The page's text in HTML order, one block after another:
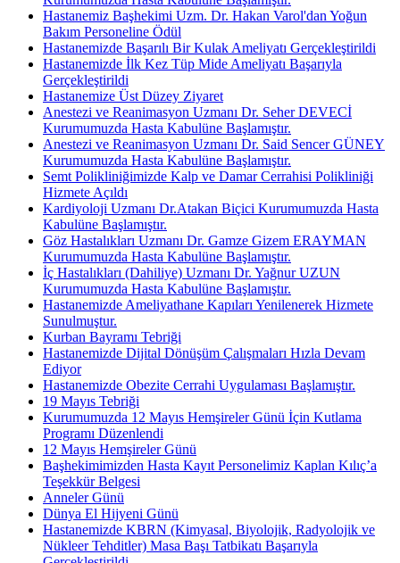
Hastanemiz Başhekimi Uzm. Dr. Hakan Varol'dan Yoğun
Bakım Personeline Ödül
Hastanemizde Başarılı Bir Kulak Ameliyatı Gerçekleştirildi
Hastanemizde İlk Kez Tüp Mide Ameliyatı Başarıyla
Gerçekleştirildi
Hastanemize Üst Düzey Ziyaret
Anestezi ve Reanimasyon Uzmanı Dr. Seher DEVECİ
Kurumumuzda Hasta Kabulüne Başlamıştır.
Anestezi ve Reanimasyon Uzmanı Dr. Said Sencer GÜNEY
Kurumumuzda Hasta Kabulüne Başlamıştır.
Semt Polikliniğimizde Kalp ve Damar Cerrahisi Polikliniği
Hizmete Açıldı
Kardiyoloji Uzmanı Dr.Atakan Biçici Kurumumuzda Hasta
Kabulüne Başlamıştır.
Göz Hastalıkları Uzmanı Dr. Gamze Gizem ERAYMAN
Kurumumuzda Hasta Kabulüne Başlamıştır.
İç Hastalıkları (Dahiliye) Uzmanı Dr. Yağnur UZUN
Kurumumuzda Hasta Kabulüne Başlamıştır.
Hastanemizde Ameliyathane Kapıları Yenilenerek Hizmete
Sunulmuştur.
Kurban Bayramı Tebriği
Hastanemizde Dijital Dönüşüm Çalışmaları Hızla Devam
Ediyor
Hastanemizde Obezite Cerrahi Uygulaması Başlamıştır.
19 Mayıs Tebriği
Kurumumuzda 12 Mayıs Hemşireler Günü İçin Kutlama
Programı Düzenlendi
12 Mayıs Hemşireler Günü
Başhekimimizden Hasta Kayıt Personelimiz Kaplan Kılıç’a
Teşekkür Belgesi
Anneler Günü
Dünya El Hijyeni Günü
Hastanemizde KBRN (Kimyasal, Biyolojik, Radyolojik ve
Nükleer Tehditler) Masa Başı Tatbikatı Başarıyla